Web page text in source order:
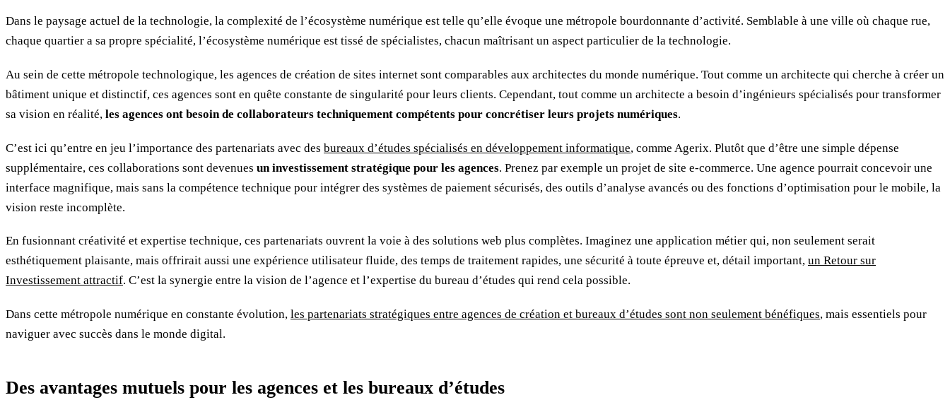
Dans le paysage actuel de la technologie, la complexité de l’écosystème numérique est telle qu’elle évoque une métropole bourdonnante d’activité. Semblable à une ville où chaque rue,
chaque quartier a sa propre spécialité, l’écosystème numérique est tissé de spécialistes, chacun maîtrisant un aspect particulier de la technologie.
Au sein de cette métropole technologique, les agences de création de sites internet sont comparables aux architectes du monde numérique. Tout comme un architecte qui cherche à créer un
bâtiment unique et distinctif, ces agences sont en quête constante de singularité pour leurs clients. Cependant, tout comme un architecte a besoin d’ingénieurs spécialisés pour transformer
sa vision en réalité, les agences ont besoin de collaborateurs techniquement compétents pour concrétiser leurs projets numériques.
C’est ici qu’entre en jeu l’importance des partenariats avec des bureaux d’études spécialisés en développement informatique, comme Agerix. Plutôt que d’être une simple dépense
supplémentaire, ces collaborations sont devenues un investissement stratégique pour les agences. Prenez par exemple un projet de site e-commerce. Une agence pourrait concevoir une
interface magnifique, mais sans la compétence technique pour intégrer des systèmes de paiement sécurisés, des outils d’analyse avancés ou des fonctions d’optimisation pour le mobile, la
vision reste incomplète.
En fusionnant créativité et expertise technique, ces partenariats ouvrent la voie à des solutions web plus complètes. Imaginez une application métier qui, non seulement serait
esthétiquement plaisante, mais offrirait aussi une expérience utilisateur fluide, des temps de traitement rapides, une sécurité à toute épreuve et, détail important, un Retour sur
Investissement attractif. C’est la synergie entre la vision de l’agence et l’expertise du bureau d’études qui rend cela possible.
Dans cette métropole numérique en constante évolution, les partenariats stratégiques entre agences de création et bureaux d’études sont non seulement bénéfiques, mais essentiels pour
naviguer avec succès dans le monde digital.
Des avantages mutuels pour les agences et les bureaux d’études